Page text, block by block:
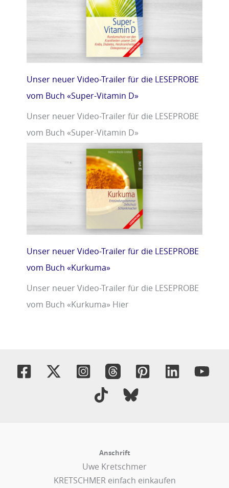
Unser neuer Video-Trailer für die LESEPROBE
vom Buch «Super-Vitamin D»
Unser neuer Video-Trailer für die LESEPROBE
vom Buch «Super-Vitamin D»
Unser neuer Video-Trailer für die LESEPROBE
vom Buch «Kurkuma»
Unser neuer Video-Trailer für die LESEPROBE
vom Buch «Kurkuma» Hier
Anschrift
Uwe Kretschmer
KRETSCHMER einfach einkaufen